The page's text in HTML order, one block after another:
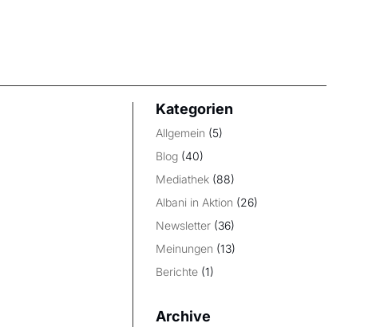
Kategorien
Allgemein (5)
Blog (40)
Mediathek (88)
Albani in Aktion (26)
Newsletter (36)
Meinungen (13)
Berichte (1)
Archive